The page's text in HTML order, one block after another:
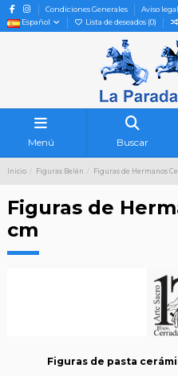
Condiciones Generales Aviso legal
Español
Lista de deseados (0)
Menú Buscar
Inicio Figuras Belén Figuras de Hermanos
Figuras de
cm
Figuras de pasta